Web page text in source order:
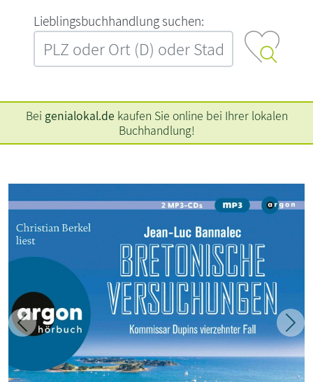
L‍i‍e‍b‍l‍i‍n‍g‍s‍b‍u‍c‍h‍h‍a‍n‍d‍l‍u‍n‍g‍ ‍s‍u‍c‍h‍e‍n‍:‍
Bei genialokal.de kaufen Sie online bei Ihrer lokalen
Buchhandlung!
Zurück